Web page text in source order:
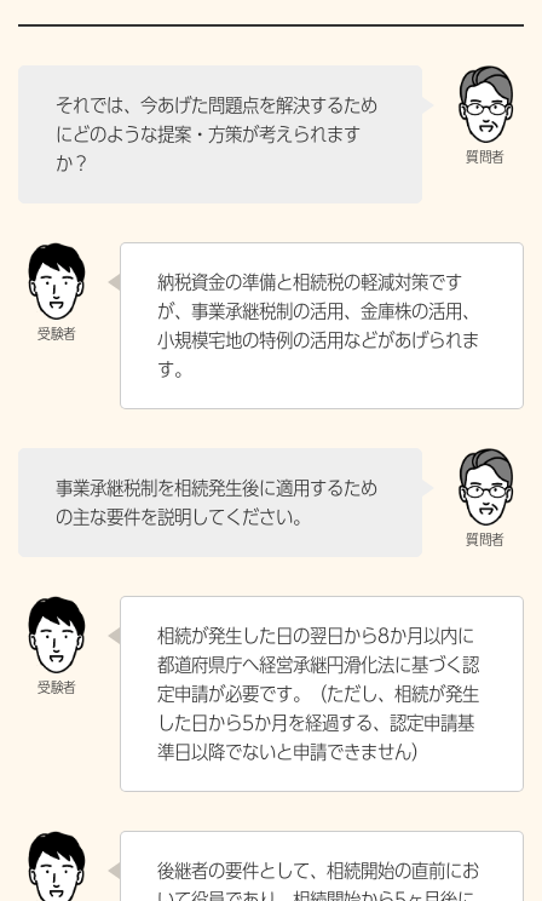
それでは、今あげた問題点を解決するため
にどのような提案・方策が考えられます
か？
納税資金の準備と相続税の軽減対策です
が、事業承継税制の活用、金庫株の活用、
小規模宅地の特例の活用などがあげられま
す。
事業承継税制を相続発生後に適用するため
の主な要件を説明してください。
相続が発生した日の翌日から8か月以内に
都道府県庁へ経営承継円滑化法に基づく認
定申請が必要です。（ただし、相続が発生
した日から5か月を経過する、認定申請基
準日以降でないと申請できません）
後継者の要件として、相続開始の直前にお